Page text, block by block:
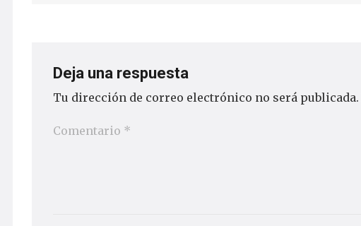
Deja una respuesta
Tu dirección de correo electrónico no será publicada.